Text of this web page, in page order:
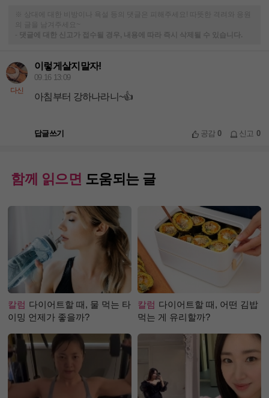
※ 상대에 대한 비방이나 욕설 등의 댓글은 피해주세요! 따뜻한 격려와 응원
의 글을 남겨주세요~
-
댓글에 대한 신고가 접수될 경우, 내용에 따라 즉시 삭제될 수 있습니다.
다신
이렇게살지말자!
09.16 13:09
아침부터 강하나라니~👍
답글쓰기 공감0 신고 0
함께 읽으면 도움되는 글
칼럼 다이어트할 때, 물 먹는 타
이밍 언제가 좋을까?
칼럼 다이어트할 때, 어떤 김밥
먹는 게 유리할까?